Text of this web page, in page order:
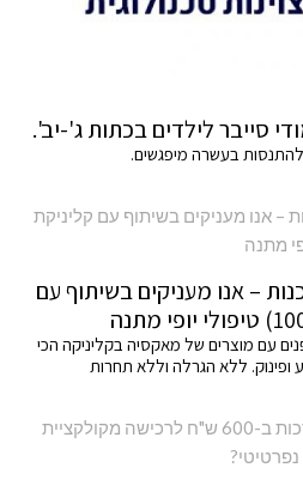
סייבר לילדים בכתות ג'-יב'.
– אנו מעניקים בשיתוף עם
עם מוצרים של מאקסיה בקליניקה הכי